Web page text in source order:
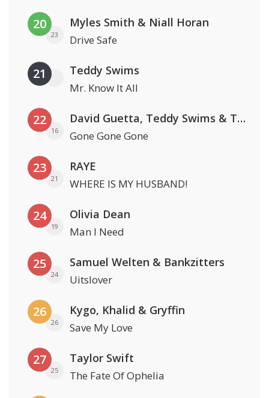
20
23
Myles Smith & Niall Horan
Drive Safe
21 Teddy Swims
Mr. Know It All
22
16
David Guetta, Teddy Swims & Tones And I
Gone Gone Gone
23
21
RAYE
WHERE IS MY HUSBAND!
24
19
Olivia Dean
Man I Need
25
24
Samuel Welten & Bankzitters
Uitslover
26
26
Kygo, Khalid & Gryffin
Save My Love
27
25
Taylor Swift
The Fate Of Ophelia